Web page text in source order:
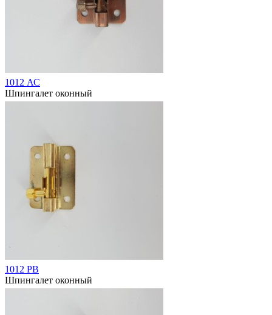
1012 АС
Шпингалет оконный
1012 РВ
Шпингалет оконный